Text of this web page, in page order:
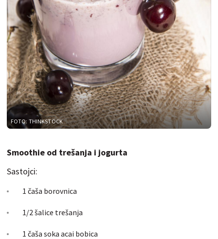
FOTO: THINKSTOCK
Smoothie od trešanja i jogurta
Sastojci:
1 čaša borovnica
1/2 šalice trešanja
1 čaša soka acai bobica